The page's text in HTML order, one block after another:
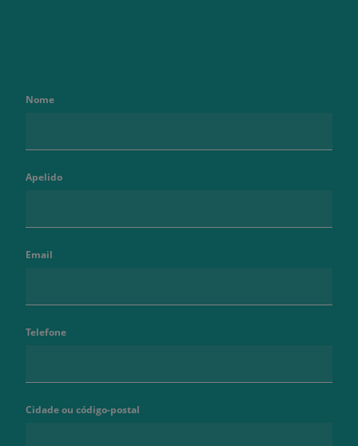
Nome
Apelido
Email
Telefone
Cidade ou código-postal